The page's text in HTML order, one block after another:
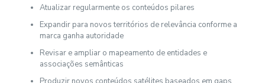
Atualizar regularmente os conteúdos pilares
Expandir para novos territórios de relevância conforme a
marca ganha autoridade
Revisar e ampliar o mapeamento de entidades e
associações semânticas